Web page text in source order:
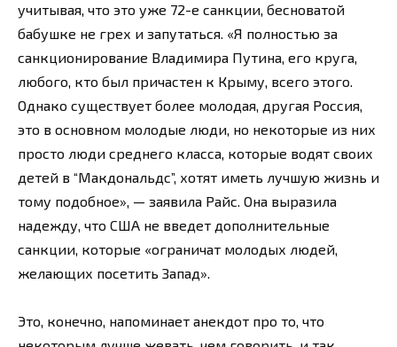
учитывая, что это уже 72-е санкции, бесноватой
бабушке не грех и запутаться. «Я полностью за
санкционирование Владимира Путина, его круга,
любого, кто был причастен к Крыму, всего этого.
Однако существует более молодая, другая Россия,
это в основном молодые люди, но некоторые из них
просто люди среднего класса, которые водят своих
детей в “Макдональдс”, хотят иметь лучшую жизнь и
тому подобное», — заявила Райс. Она выразила
надежду, что США не введет дополнительные
санкции, которые «ограничат молодых людей,
желающих посетить Запад».
Это, конечно, напоминает анекдот про то, что